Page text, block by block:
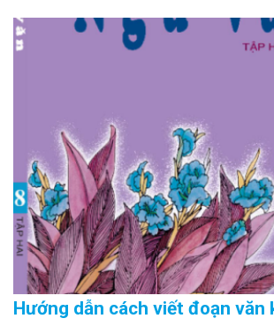
Hướng dẫn cách viết đoạn văn